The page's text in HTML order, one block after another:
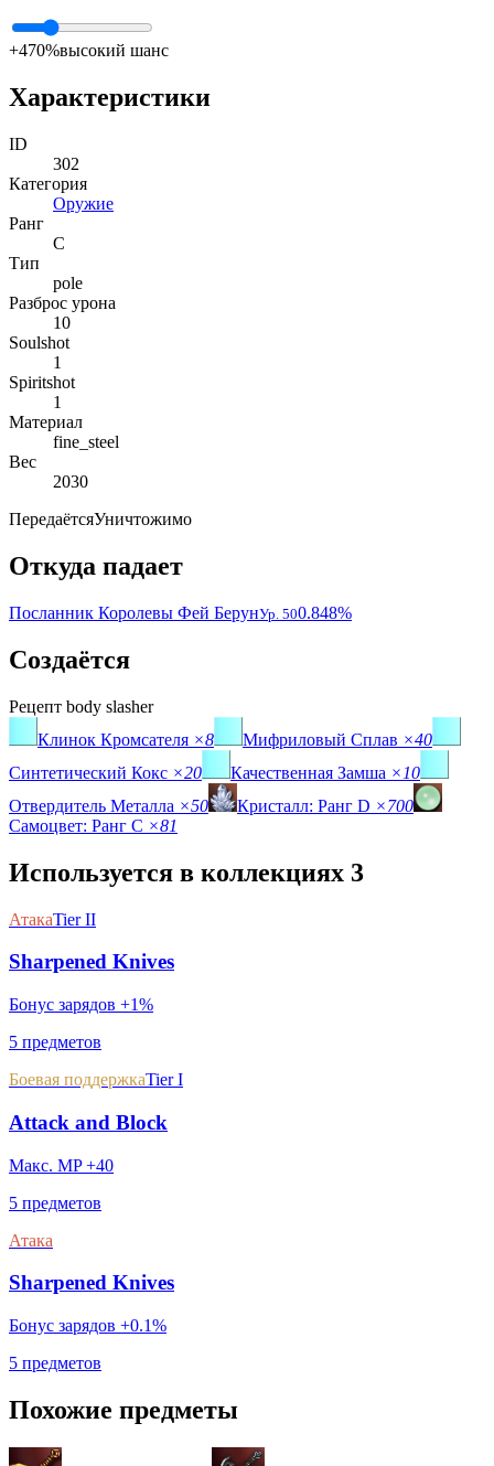
+470%высокий шанс
Характеристики
ID
302
Категория
Оружие
Ранг
C
Тип
pole
Разброс урона
10
Soulshot
1
Spiritshot
1
Материал
fine_steel
Вес
2030
ПередаётсяУничтожимо
Откуда падает
Посланник Королевы Фей БерунУр. 500.848%
Создаётся
Рецепт body slasher
Клинок Кромсателя ×8 Мифриловый Сплав ×40
Синтетический Кокс ×20 Качественная Замша ×10
Отвердитель Металла ×50 Кристалл: Ранг D ×700
Самоцвет: Ранг C ×81
Используется в коллекциях 3
АтакаTier II
Sharpened Knives
Бонус зарядов +1%
5 предметов
Боевая поддержкаTier I
Attack and Block
Макс. MP +40
5 предметов
Атака
Sharpened Knives
Бонус зарядов +0.1%
5 предметов
Похожие предметы